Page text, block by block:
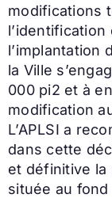
modifications
l’implantation
la Ville
000 pi2 et à
modification
L’APLSI a
dans cette
et définitive la
située au fond